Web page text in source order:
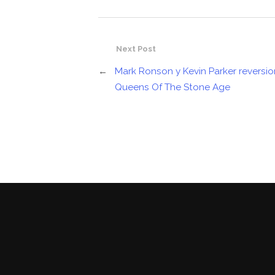
Next Post
←
Mark Ronson y Kevin Parker
Queens Of The Stone Age